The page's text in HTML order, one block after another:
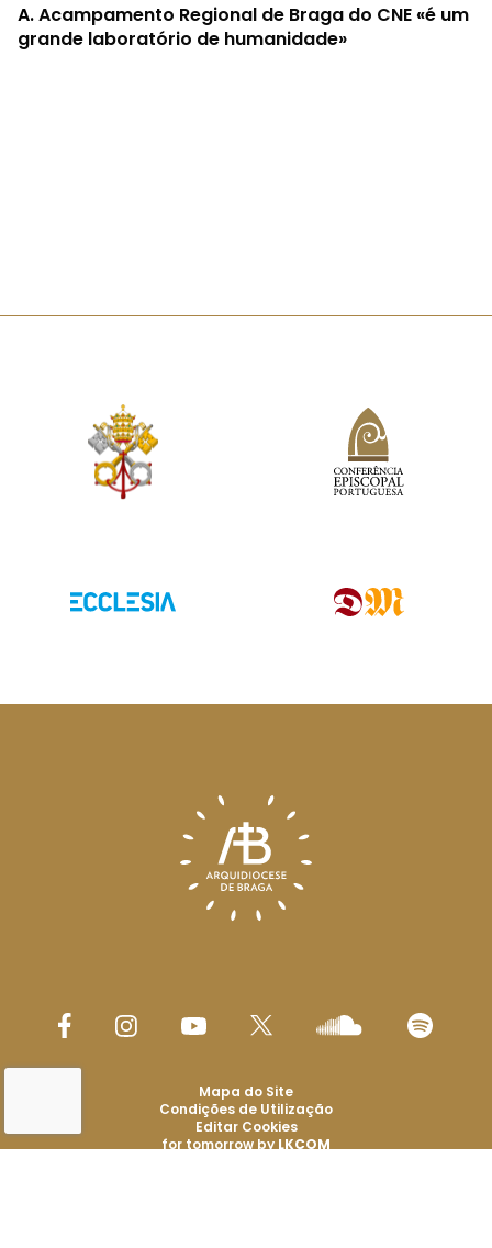
A.Acampamento Regional de Braga do CNE «é um
grande laboratório de humanidade»
Mapa do Site
Condições de Utilização
Editar Cookies
for tomorrow by LKCOM